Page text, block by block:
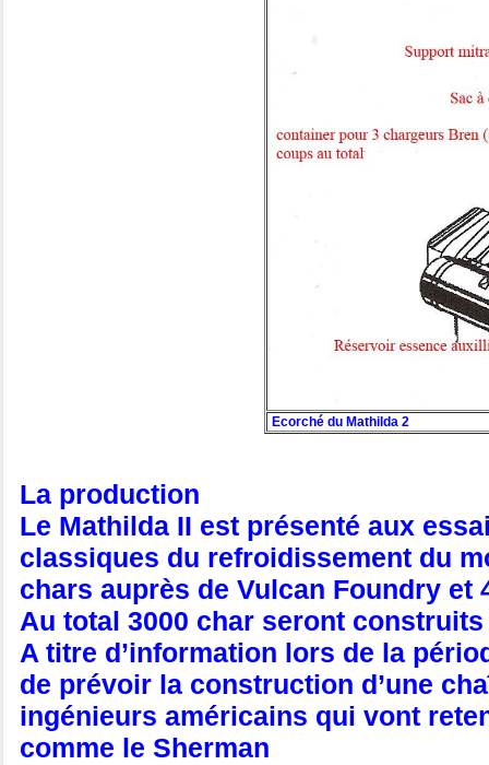
Ecorché du Mathilda 2
La production
Le Mathilda II est présenté aux
classiques du refroidissement du
chars auprès de Vulcan Foundry
Au total 3000 char seront
A titre d’information lors de la
de prévoir la construction d’une
ingénieurs américains qui vont
comme le Sherman